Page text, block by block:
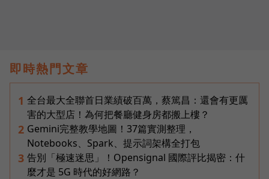
即時熱門文章
1 全台最大全聯首日業績破百萬，蔡篤昌：還會有更厲
害的大型店！為何把餐廳健身房都搬上樓？
2 Gemini完整教學地圖！37篇實測整理，
Notebooks、Spark、提示詞架構全打包
3 告別「極速迷思」！Opensignal 國際評比揭密：什
麼才是 5G 時代的好網路？